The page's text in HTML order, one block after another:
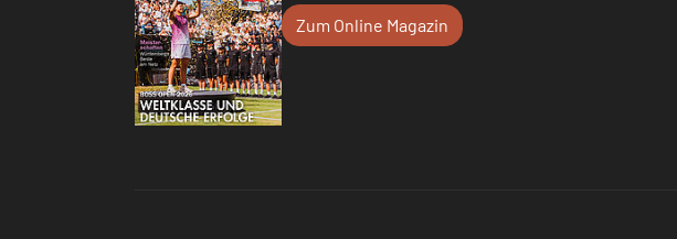
Zum Online Magazin